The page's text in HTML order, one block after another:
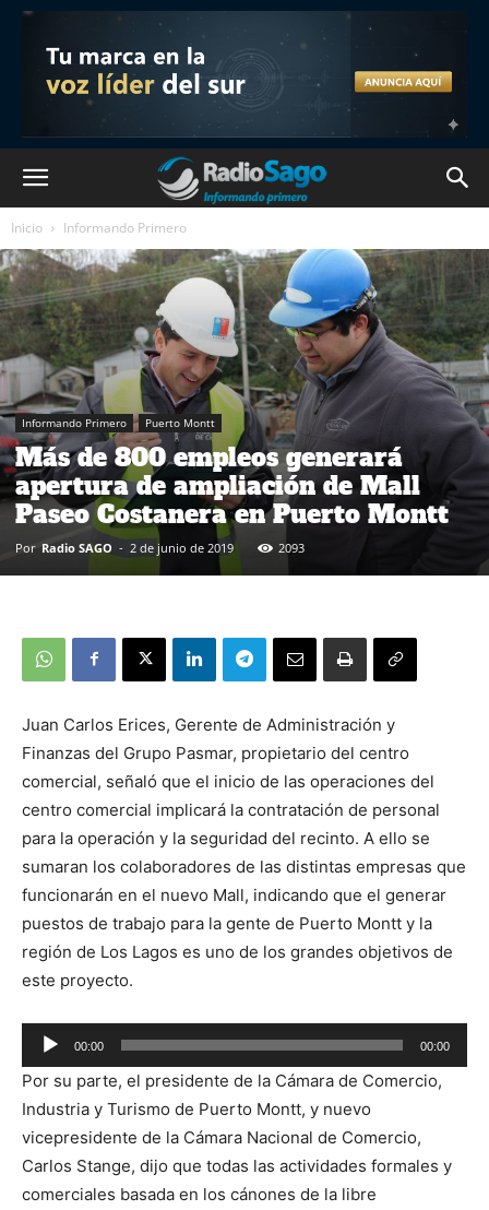
Inicio Informando Primero
Informando Primero Puerto Montt
Más de 800 empleos generará
apertura de ampliación de Mall
Paseo Costanera en Puerto Montt
Por Radio SAGO - 2 de junio de 2019 2093
Juan Carlos Erices, Gerente de Administración y
Finanzas del Grupo Pasmar, propietario del centro
comercial, señaló que el inicio de las operaciones del
centro comercial implicará la contratación de personal
para la operación y la seguridad del recinto. A ello se
sumaran los colaboradores de las distintas empresas que
funcionarán en el nuevo Mall, indicando que el generar
puestos de trabajo para la gente de Puerto Montt y la
región de Los Lagos es uno de los grandes objetivos de
este proyecto.
Reproductor
de
audio
00:00 00:00
Por su parte, el presidente de la Cámara de Comercio,
Industria y Turismo de Puerto Montt, y nuevo
vicepresidente de la Cámara Nacional de Comercio,
Carlos Stange, dijo que todas las actividades formales y
comerciales basada en los cánones de la libre